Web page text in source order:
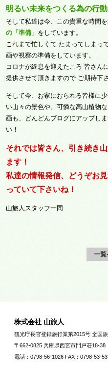
明るい未来をつくる為の行動
そして私達は今、この貴重な時間を
の「準備」 をしています。
これまで忙しくて たまってしまっ
画や視察の準備をしています。
コロナが終息を迎えたころ 皆さん
提供させて頂きますので ご期待下
そして今、お家におられる皆様に
い山々の景色や、可憐な高山植物
画も、どんどんブログにアップし
い！
それでは皆さん、引き続き
ます！
私達の情報発信、どうぞお
っていて下さいね！
山旅人スタッフ一同
一覧
株式会社 山旅人
観光庁長官登録旅行業第2015号 全国
〒662-0825 兵庫県西宮市門戸荘18-38
電話：0798-56-1026 FAX：0798-53-